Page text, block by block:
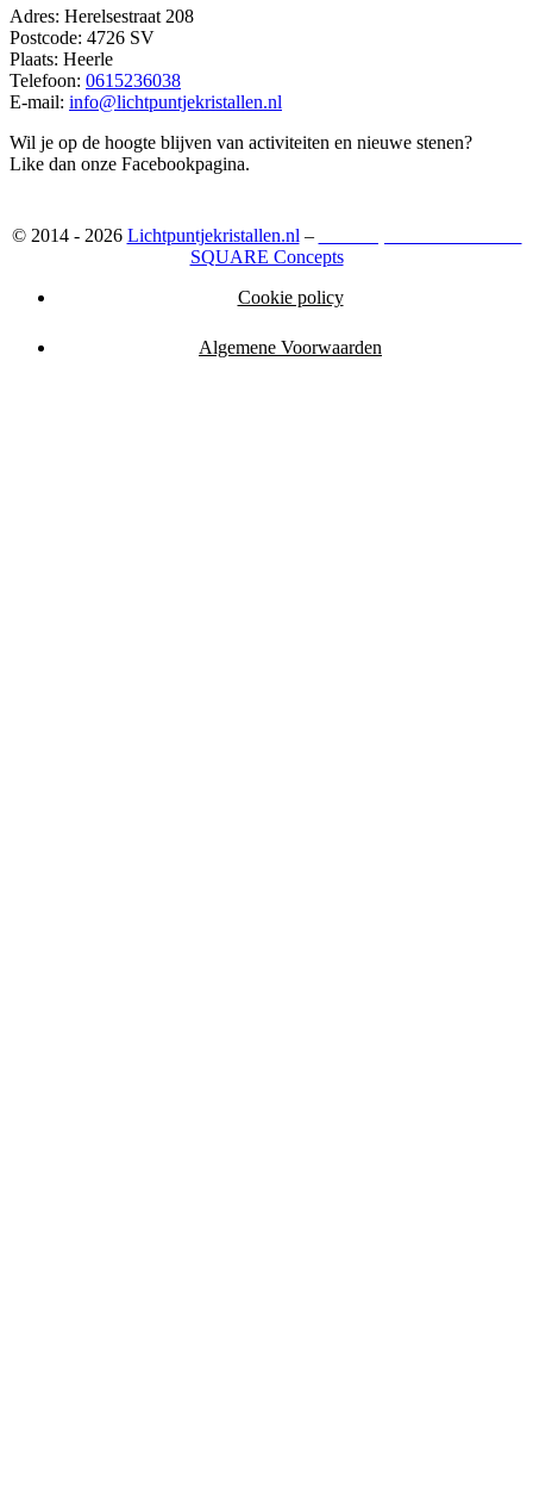
Adres: Herelsestraat 208
Postcode: 4726 SV
Plaats: Heerle
Telefoon: 0615236038
E-mail: info@lichtpuntjekristallen.nl
Wil je op de hoogte blijven van activiteiten en nieuwe stenen?
Like dan onze Facebookpagina.
© 2014 - 2026 Lichtpuntjekristallen.nl –
SQUARE Concepts
Cookie policy
Algemene Voorwaarden